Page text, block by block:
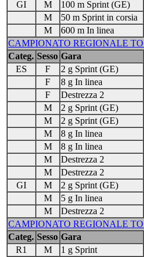
GI
M 100 m Sprint (GE)
M
50 m Sprint in corsia
M
600 m In linea
CAMPIONATO REGIONALE
Categ. Sesso Gara
ES
F 2 g Sprint (GE)
F
8 g In linea
F
Destrezza 2
M
2 g Sprint (GE)
M
2 g Sprint (GE)
M
8 g In linea
M
8 g In linea
M
Destrezza 2
M
Destrezza 2
GI
M 2 g Sprint (GE)
M
5 g In linea
M
Destrezza 2
CAMPIONATO REGIONALE
Categ. Sesso Gara
R1
M 1 g Sprint